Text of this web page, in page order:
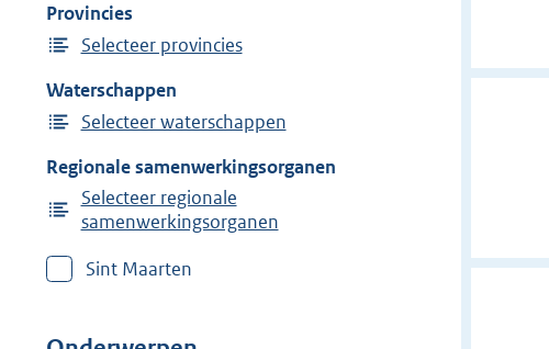
Provincies
Selecteer provincies
Waterschappen
Selecteer waterschappen
Regionale samenwerkingsorganen
Selecteer regionale
samenwerkingsorganen
Sint Maarten